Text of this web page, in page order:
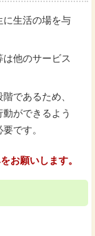
に生活の場を与
他のサービス
であるため、
ができるよう
です。
願いします。